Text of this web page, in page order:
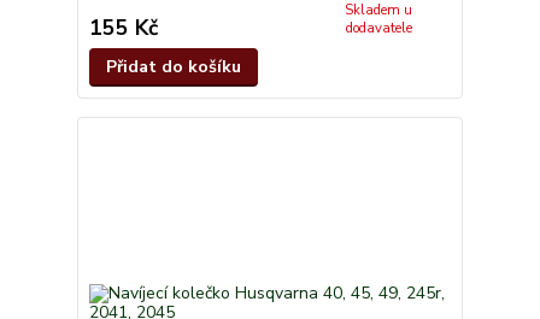
155 Kč
Skladem u
dodavatele
Přidat do košíku